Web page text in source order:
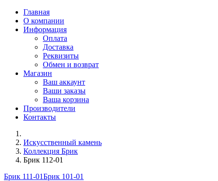
Главная
О компании
Информация
Оплата
Доставка
Реквизиты
Обмен и возврат
Магазин
Ваш аккаунт
Ваши заказы
Ваша корзина
Производители
Контакты
Искусственный камень
Коллекция Брик
Брик 112-01
Брик 111-01Брик 101-01